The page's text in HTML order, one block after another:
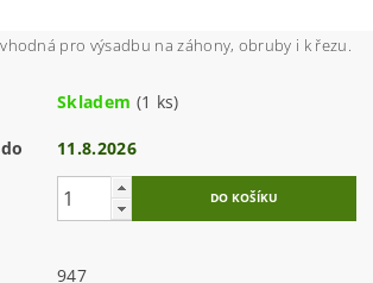
pro výsadbu na záhony, obruby i k řezu.
Skladem (1 ks)
11.8.2026
947